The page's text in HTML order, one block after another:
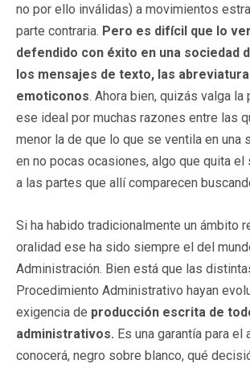
no por ello inválidas) a movimientos
parte contraria. Pero es difícil que lo
defendido con éxito en una sociedad
los mensajes de texto, las
emoticonos. Ahora bien, quizás valga la
ese ideal por muchas razones entre las
menor la de que lo que se ventila en una
en no pocas ocasiones, algo que quita el
a las partes que allí comparecen
Si ha habido tradicionalmente un ámbito
oralidad ese ha sido siempre el del
Administración. Bien está que las
Procedimiento Administrativo hayan
exigencia de producción escrita de
administrativos. Es una garantía para el
conocerá, negro sobre blanco, qué